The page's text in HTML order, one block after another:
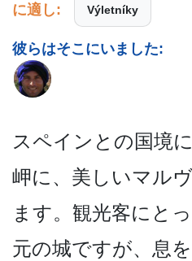
に適し: Výletníky
彼らはそこにいました:
スペインとの国境
岬に、美しいマル
ます。観光­客にと
元の城ですが、息